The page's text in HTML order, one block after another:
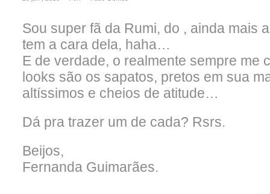
Sou super fã da Rumi, do , ainda mais
tem a cara dela, haha…
E de verdade, o realmente sempre me
looks são os sapatos, pretos em sua
altíssimos e cheios de atitude…
Dá pra trazer um de cada? Rsrs.
Beijos,
Fernanda Guimarães.